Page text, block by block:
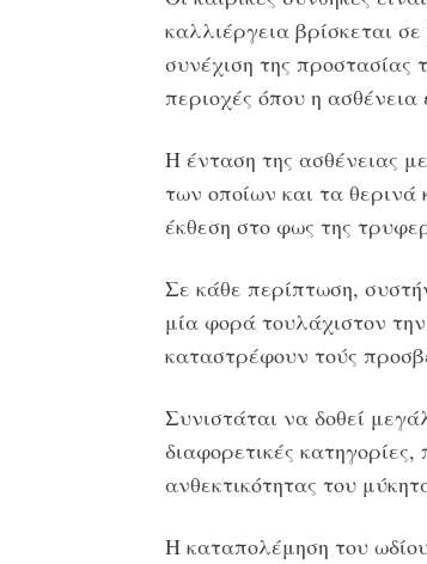
καλλιέργεια βρίσκεται
συνέχιση της προστασίας
περιοχές όπου η ασθένεια
Η ένταση της ασθένειας
των οποίων και τα θερινά
έκθεση στο φως της
Σε κάθε περίπτωση,
μία φορά τουλάχιστον
καταστρέφουν τούς
Συνιστάται να δοθεί
διαφορετικές
ανθεκτικότητας του
Η καταπολέμηση του